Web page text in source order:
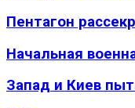
Пентагон
Начальная
Запад и Киев